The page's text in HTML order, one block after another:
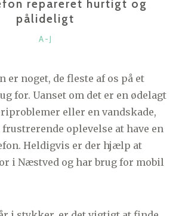
repareret hurtigt og
pålideligt
KATEGORIER
A-J
er noget, de fleste af os på et
for. Uanset om det er en ødelagt
eller en vandskade,
oplevelse at have en
Heldigvis er der hjælp at
i Næstved og har brug for mobil